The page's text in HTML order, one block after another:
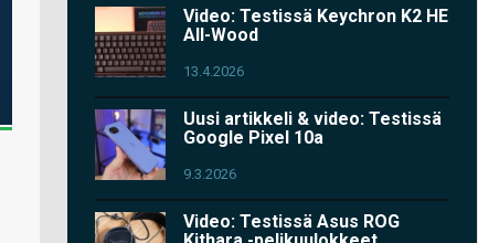
Video: Testissä Keychron K2 HE
All-Wood
13.4.2026
Uusi artikkeli & video: Testissä
Google Pixel 10a
9.3.2026
Video: Testissä Asus ROG